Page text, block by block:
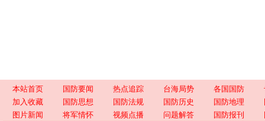
本站首页 国防要闻 热点追踪 台海局势 各国国防
加入收藏
国防思想 国防法规 国防历史 国防地理
图片新闻
将军情怀 视频点播 问题解答 国防报刊